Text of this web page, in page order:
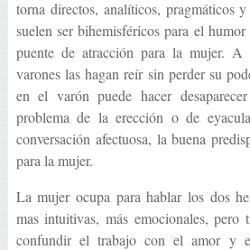
torna directos, analíticos, pragmáticos
suelen ser bihemisféricos para el
puente de atracción para la mujer. A
varones las hagan reír sin perder su
en el varón puede hacer
problema de la erección o de
conversación afectuosa, la buena
para la mujer.
La mujer ocupa para hablar los dos
mas intuitivas, más emocionales, pero
confundir el trabajo con el amor y